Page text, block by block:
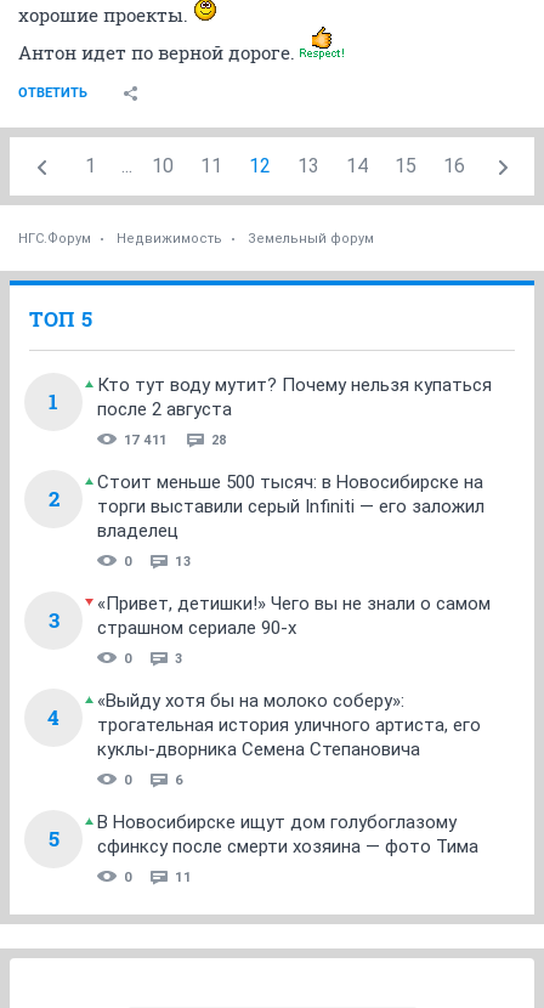
хорошие проекты.
Антон идет по верной дороге.
ОТВЕТИТЬ
1 ... 10 11 12 13 14 15 16
НГС.Форум Недвижимость Земельный форум
ТОП 5
1
Кто тут воду мутит? Почему нельзя купаться
после 2 августа
17 411 28
2
Стоит меньше 500 тысяч: в Новосибирске на
торги выставили серый Infiniti — его заложил
владелец
0 13
3
«Привет, детишки!» Чего вы не знали о самом
страшном сериале 90-х
0 3
4
«Выйду хотя бы на молоко соберу»:
трогательная история уличного артиста, его
куклы-дворника Семена Степановича
0 6
5
В Новосибирске ищут дом голубоглазому
сфинксу после смерти хозяина — фото Тима
0 11